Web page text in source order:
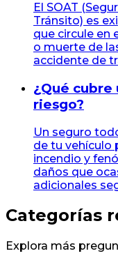
El SOAT
Tránsito) es
que circule en
o muerte de
accidente de
¿Qué
riesgo?
Un seguro
de tu vehículo
incendio y
daños que
adicionales
Categorías
Explora más